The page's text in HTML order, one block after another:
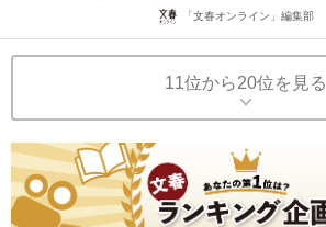
「文春オンライン」編集部
11位から20位を見る